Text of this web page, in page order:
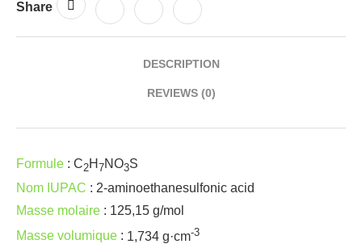
Share
DESCRIPTION
REVIEWS (0)
Formule : C2H 7NO3S
Nom IUPAC : 2-aminoethanesulfonic acid
Masse molaire : 125,15 g/mol
Masse volumique : 1,734 g·cm-3